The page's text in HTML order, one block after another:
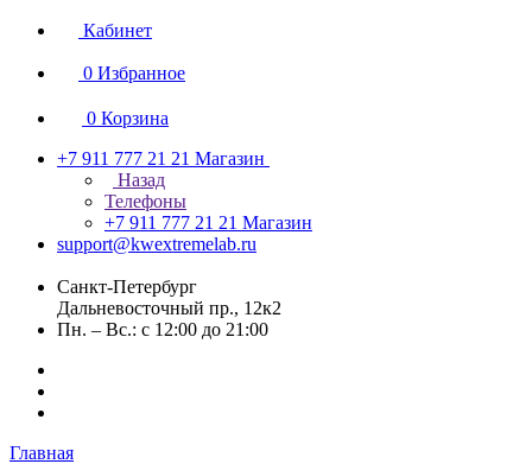
Кабинет
0 Избранное
0 Корзина
+7 911 777 21 21 Магазин
Назад
Телефоны
+7 911 777 21 21 Магазин
support@kwextremelab.ru
Санкт-Петербург
Дальневосточный пр., 12к2
Пн. – Вс.: с 12:00 до 21:00
Главная